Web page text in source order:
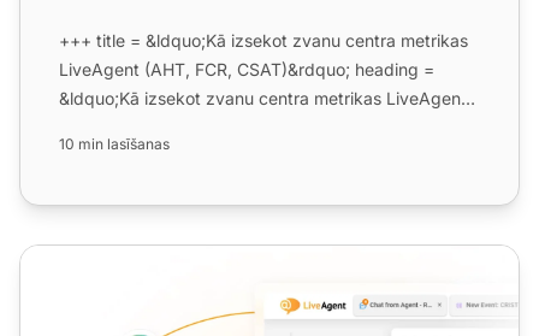
+++ title = &ldquo;Kā izsekot zvanu centra metrikas
LiveAgent (AHT, FCR, CSAT)&rdquo; heading =
&ldquo;Kā izsekot zvanu centra metrikas LiveAgent:
10 min lasīšanas
Zvana apstrādes laiks